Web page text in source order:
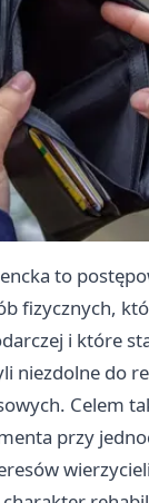
to
fizycznych,
i które
niezdolne do
Celem
przy